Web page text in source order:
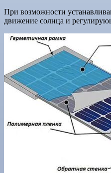
При возможности
движение солнца и